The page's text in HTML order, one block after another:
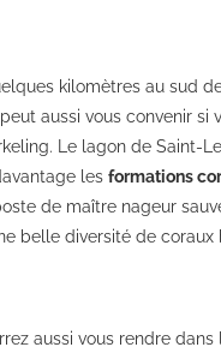
kilomètres au sud
aussi vous convenir si
Le lagon de Saint-
les formations
de maître nageur
belle diversité de coraux
aussi vous rendre